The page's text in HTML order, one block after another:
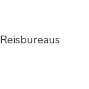
Reisbureaus